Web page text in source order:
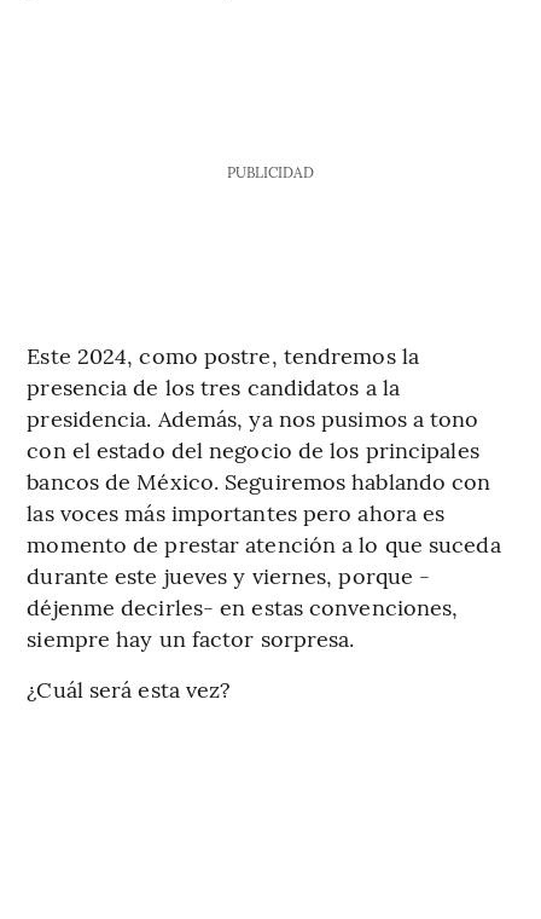
PUBLICIDAD
Este 2024, como postre, tendremos la
presencia de los tres candidatos a la
presidencia. Además, ya nos pusimos a tono
con el estado del negocio de los principales
bancos de México. Seguiremos hablando con
las voces más importantes pero ahora es
momento de prestar atención a lo que suceda
durante este jueves y viernes, porque -
déjenme decirles- en estas convenciones,
siempre hay un factor sorpresa.
¿Cuál será esta vez?